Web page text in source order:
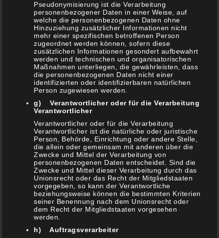
18. April 2021
Zwiebelsauce mit Malzbier (& Bratwurst )
10. April 2021
Rhöner Tzatziki
7. April 2021
Viva La México – Vegetarische Enchiladas vom
Grill
3. März 2021
2. März 2021
Kräffins / Kräppel (Berliner / Krapfen) Muffins
10. Februar 2021
Kartoffelsuppe aus dem Dutch Oven
6. Februar 2021
Marinierter & gratiniertet Knoblauch-Parmesan
Rosenkohl
Pseudonymisierung ist die Verarbeitung
personenbezogener Daten in einer Weise, auf
welche die personenbezogenen Daten ohne
Hinzuziehung zusätzlicher Informationen nicht
mehr einer spezifischen betroffenen Person
zugeordnet werden können, sofern diese
zusätzlichen Informationen gesondert aufbewahrt
werden und technischen und organisatorischen
Maßnahmen unterliegen, die gewährleisten, dass
die personenbezogenen Daten nicht einer
identifizierten oder identifizierbaren natürlichen
Person zugewiesen werden.
g) Verantwortlicher oder für die Verarbeitung
Verantwortlicher
Verantwortlicher oder für die Verarbeitung
Verantwortlicher ist die natürliche oder juristische
Person, Behörde, Einrichtung oder andere Stelle,
die allein oder gemeinsam mit anderen über die
Zwecke und Mittel der Verarbeitung von
personenbezogenen Daten entscheidet. Sind die
Zwecke und Mittel dieser Verarbeitung durch das
Unionsrecht oder das Recht der Mitgliedstaaten
vorgegeben, so kann der Verantwortliche
beziehungsweise können die bestimmten Kriterien
seiner Benennung nach dem Unionsrecht oder
dem Recht der Mitgliedstaaten vorgesehen
werden.
h) Auftragsverarbeiter